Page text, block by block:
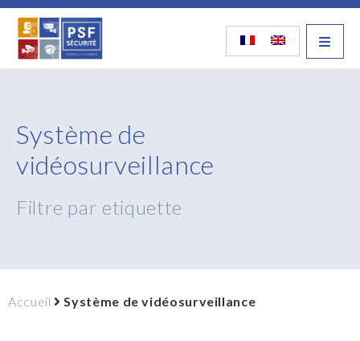
Système de
vidéosurveillance
Filtre par etiquette
Accueil Système de vidéosurveillance